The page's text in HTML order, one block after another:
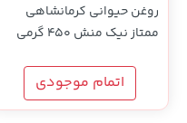
روغن حیوانی کرمانشاهی
ممتاز نیک منش 450 گرمی
اتمام موجودی